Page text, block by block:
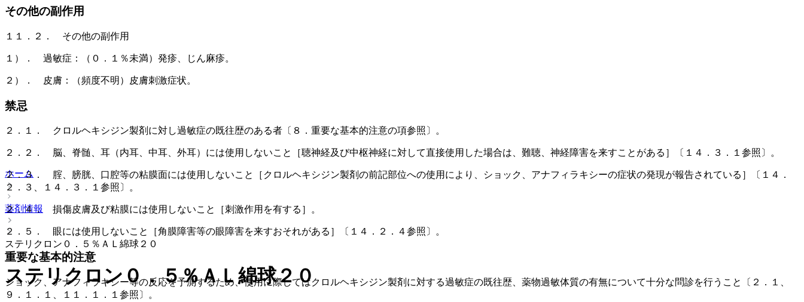
その他の副作用
１１．２． その他の副作用
１）． 過敏症：（０．１％未満）発疹、じん麻疹。
２）． 皮膚：（頻度不明）皮膚刺激症状。
禁忌
２．１． クロルヘキシジン製剤に対し過敏症の既往歴のある者〔８．重要な基本的注意の項参照〕。
２．２． 脳、脊髄、耳（内耳、中耳、外耳）には使用しないこと［聴神経及び中枢神経に対して直接使用した場合は、難聴、神経障害を来すことがある］〔１４．３．１参照〕。
２．３． 腟、膀胱、口腔等の粘膜面には使用しないこと［クロルヘキシジン製剤の前記部位への使用により、ショック、アナフィラキシーの症状の発現が報告されている］〔１４．
２．３、１４．３．１参照〕。
２．４． 損傷皮膚及び粘膜には使用しないこと［刺激作用を有する］。
２．５． 眼には使用しないこと［角膜障害等の眼障害を来すおそれがある］〔１４．２．４参照〕。
重要な基本的注意
ショック、アナフィラキシー等の反応を予測するため、使用に際してはクロルヘキシジン製剤に対する過敏症の既往歴、薬物過敏体質の有無について十分な問診を行うこと〔２．１、
９．１．１、１１．１．１参照〕。
ホーム
薬剤情報
ステリクロン０．５％ＡＬ綿球２０
ステリクロン０．５％ＡＬ綿球２０